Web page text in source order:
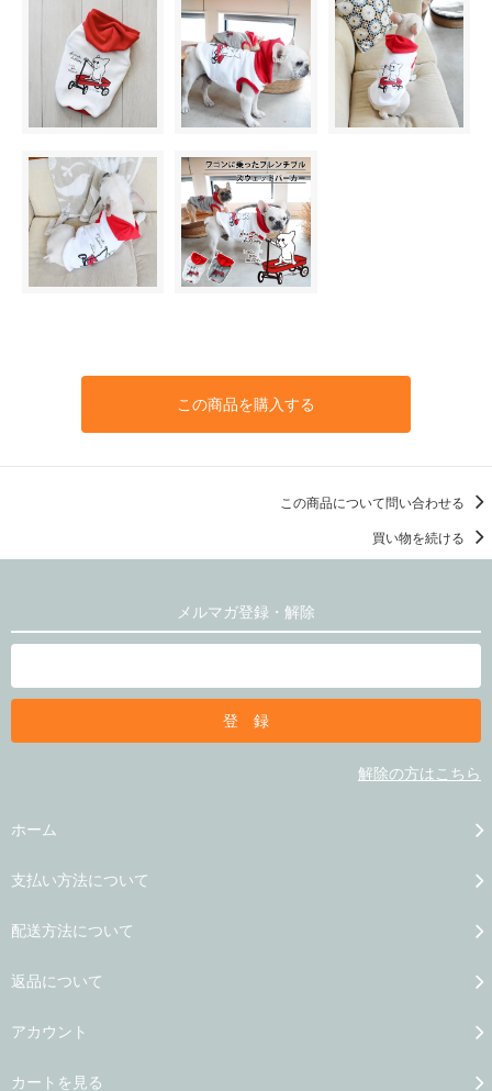
この商品を購入する
この商品について問い合わせる
買い物を続ける
メルマガ登録・解除
解除の方はこちら
ホーム
支払い方法について
配送方法について
返品について
アカウント
カートを見る